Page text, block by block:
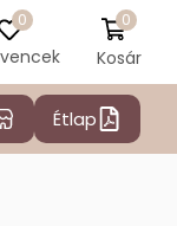
0 0
Kosár
Étlap